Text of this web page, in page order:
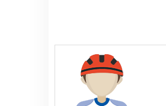
u
a
c
h
e